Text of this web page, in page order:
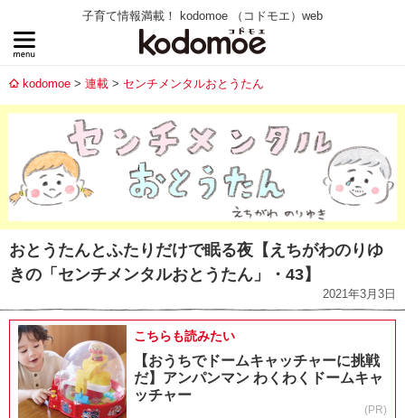
子育て情報満載！ kodomoe （コドモエ）web
kodomoe 連載 センチメンタルおとうたん
おとうたんとふたりだけで眠る夜【えちがわのりゆ
きの「センチメンタルおとうたん」・43】
2021年3月3日
こちらも読みたい
【おうちでドームキャッチャーに挑戦
だ】アンパンマン わくわくドームキャ
ッチャー
(PR)